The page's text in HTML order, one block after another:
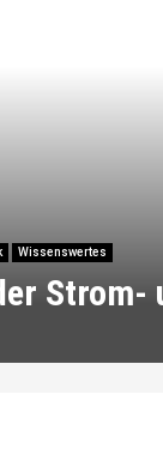
Wissenswertes
Strom-